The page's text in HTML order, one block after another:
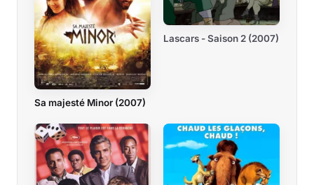
Sa majesté Minor (2007)
Lascars - Saison 2 (2007)